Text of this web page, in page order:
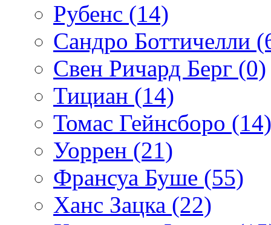
Рубенс (14)
Сандро Боттичелли
Свен Ричард Берг (0)
Тициан (14)
Томас Гейнсборо (14)
Уоррен (21)
Франсуа Буше (55)
Ханс Зацка (22)